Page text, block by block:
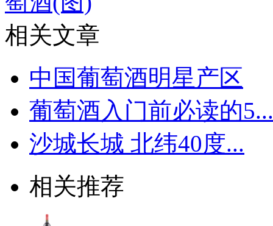
相关文章
中国葡萄酒明星产区
葡萄酒入门前必读的5...
沙城长城 北纬40度...
相关推荐